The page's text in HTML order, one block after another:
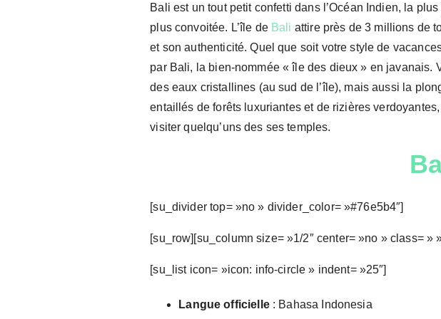
Bali est un tout petit confetti dans l’Océan Indien, la
plus convoitée. L’île de Bali attire près de 3 millions de
et son authenticité. Quel que soit votre style de
par Bali, la bien-nommée « île des dieux » en javanais.
des eaux cristallines (au sud de l’île), mais aussi la
entaillés de forêts luxuriantes et de rizières
visiter quelqu’uns des ses temples.
[su_divider top= »no » divider_color= »#76e5b4″]
[su_row][su_column size= »1/2″ center= »no » class= »
[su_list icon= »icon: info-circle » indent= »25″]
Langue officielle: Bahasa Indonesia